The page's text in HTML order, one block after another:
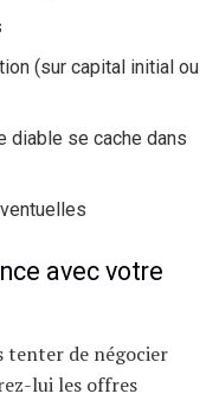
(sur capital initial ou
diable se cache dans
avec votre
tenter de négocier
lui les offres